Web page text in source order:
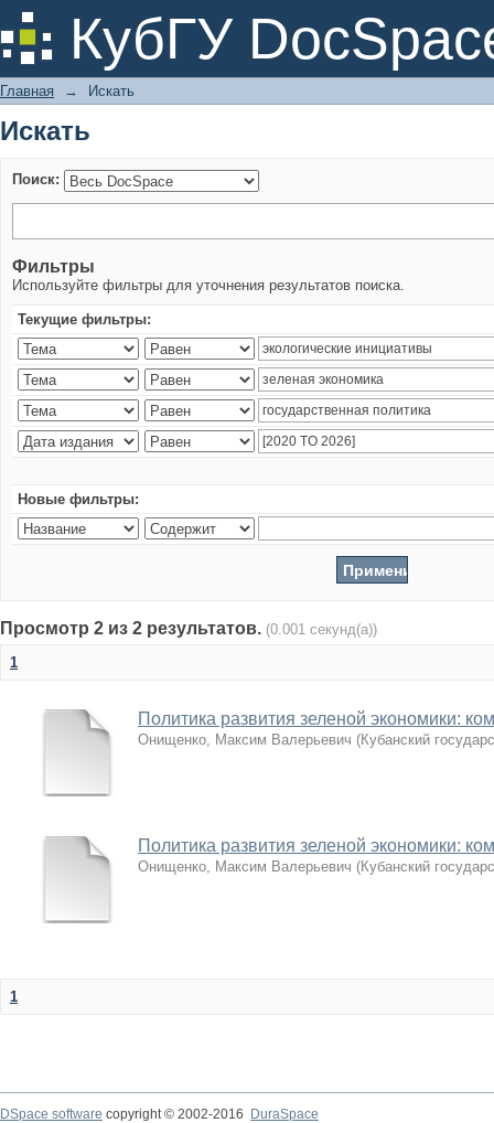
КубГУ
Искать
Главная → Искать
Искать
Поиск:
Фильтры
Используйте фильтры для уточнения результатов поиска.
Текущие фильтры:
Новые фильтры:
Просмотр 2 из 2 результатов. (0.001 секунд(а))
1
Политика развития зеленой экономики:
Онищенко, Максим Валерьевич (Кубанский
Политика развития зеленой экономики:
Онищенко, Максим Валерьевич (Кубанский
1
DSpace software copyright © 2002-2016
DuraSpace